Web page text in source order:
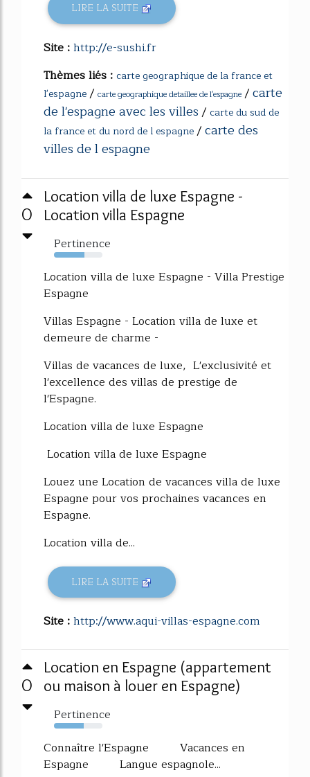
LIRE LA SUITE
Site :http://e-sushi.fr
Thèmes liés : carte geographique de la france et
l'espagne/ carte geographique detaillee de l'espagne /carte
de l'espagne avec les villes/ carte du sud de
la france et du nord de l espagne/carte des
villes de l espagne
0
Location villa de luxe Espagne -
Location villa Espagne
Pertinence
63%
Location villa de luxe Espagne - Villa Prestige
Espagne
Villas Espagne - Location villa de luxe et
demeure de charme -
Villas de vacances de luxe, L'exclusivité et
l'excellence des villas de prestige de
l'Espagne.
Location villa de luxe Espagne
Location villa de luxe Espagne
Louez une Location de vacances villa de luxe
Espagne pour vos prochaines vacances en
Espagne.
Location villa de...
LIRE LA SUITE
Site :http://www.aqui-villas-espagne.com
0
Location en Espagne (appartement
ou maison à louer en Espagne)
Pertinence
62%
Connaître l'Espagne Vacances en
Espagne Langue espagnole...